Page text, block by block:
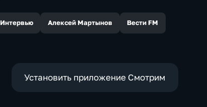
Интервью Алексей Мартынов Вести FM
Установить приложение Смотрим